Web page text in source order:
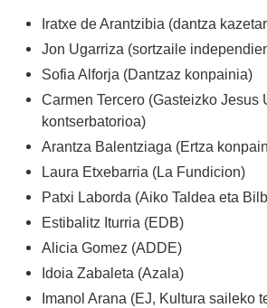
Iratxe de Arantzibia (dantza
Jon Ugarriza (sortzaile
Sofia Alforja (Dantzaz konpainia)
Carmen Tercero (Gasteizko Jesus
kontserbatorioa)
Arantza Balentziaga (Ertza
Laura Etxebarria (La Fundicion)
Patxi Laborda (Aiko Taldea eta
Estibalitz Iturria (EDB)
Alicia Gomez (ADDE)
Idoia Zabaleta (Azala)
Imanol Arana (EJ, Kultura saileko